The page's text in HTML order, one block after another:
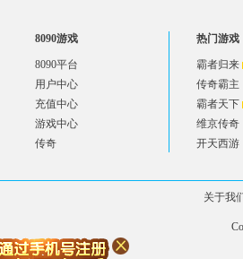
8090游戏
8090平台
用户中心
充值中心
游戏中心
传奇
热门游戏
霸者归来
传奇霸主
霸者天下
维京传奇
开天西游
关于我